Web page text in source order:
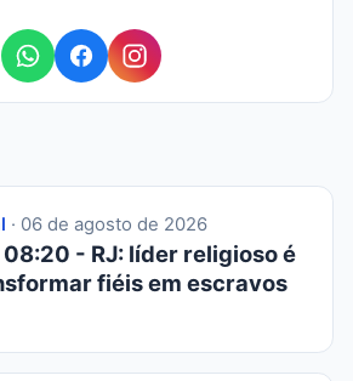
· 06 de agosto de 2026
- RJ: líder religioso é
fiéis em escravos